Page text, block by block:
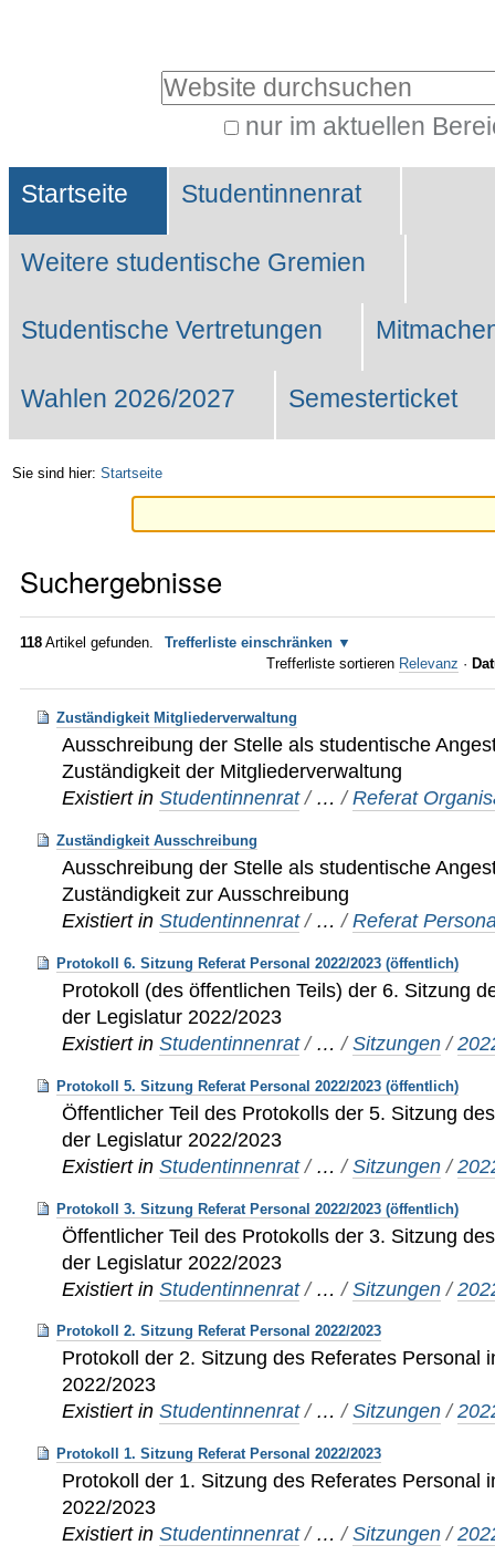
Website durchsuchen
nur im aktuellen
Suche…
Sektionen
Startseite Studentinnenrat
Weitere studentische Gremien
Studentische Vertretungen
Wahlen 2026/2027 Semesterticket
Sie sind hier: Startseite
Suchergebnisse
118 Artikel gefunden.
Trefferliste einschränken
Trefferliste sortieren Relevanz ·
Zuständigkeit Mitgliederverwaltung
Ausschreibung der Stelle als studentische
Zuständigkeit der Mitgliederverwaltung
Existiert in Studentinnenrat / …/Referat
Zuständigkeit Ausschreibung
Ausschreibung der Stelle als studentische
Zuständigkeit zur Ausschreibung
Existiert in Studentinnenrat / …/Referat
Protokoll 6. Sitzung Referat Personal 2022/2023 (öffentlich)
Protokoll (des öffentlichen Teils) der 6. Sitzung
der Legislatur 2022/2023
Existiert in Studentinnenrat / …/Sitzungen /
Protokoll 5. Sitzung Referat Personal 2022/2023 (öffentlich)
Öffentlicher Teil des Protokolls der 5. Sitzung
der Legislatur 2022/2023
Existiert in Studentinnenrat / …/Sitzungen /
Protokoll 3. Sitzung Referat Personal 2022/2023 (öffentlich)
Öffentlicher Teil des Protokolls der 3. Sitzung
der Legislatur 2022/2023
Existiert in Studentinnenrat / …/Sitzungen /
Protokoll 2. Sitzung Referat Personal 2022/2023
Protokoll der 2. Sitzung des Referates Personal
2022/2023
Existiert in Studentinnenrat / …/Sitzungen /
Protokoll 1. Sitzung Referat Personal 2022/2023
Protokoll der 1. Sitzung des Referates Personal
2022/2023
Existiert in Studentinnenrat / …/Sitzungen /